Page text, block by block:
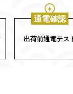
通電確認
出荷前通電テス